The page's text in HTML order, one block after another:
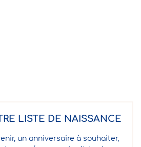
LISTE DE NAISSANCE
un anniversaire à souhaiter,